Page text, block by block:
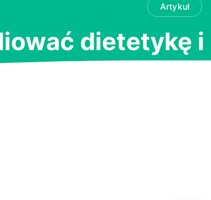
Artykuł
dietetykę